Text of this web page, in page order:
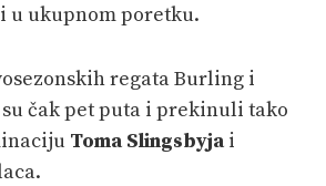
u ukupnom poretku.
regata Burling i
čak pet puta i prekinuli tako
Toma Slingsbyja i